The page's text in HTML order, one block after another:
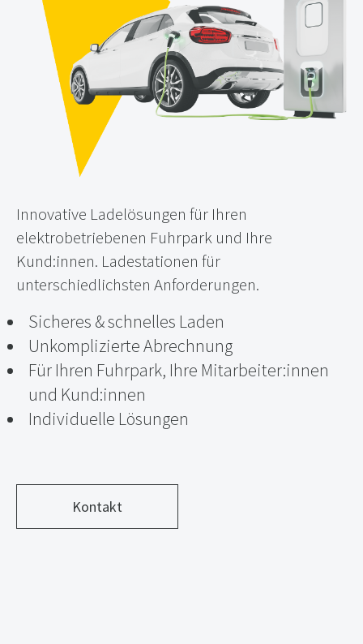
Innovative Ladelösungen für Ihren
elektrobetriebenen Fuhrpark und Ihre
Kund:innen. Ladestationen für
unterschiedlichsten Anforderungen.
Sicheres & schnelles Laden
Unkomplizierte Abrechnung
Für Ihren Fuhrpark, Ihre Mitarbeiter:innen
und Kund:innen
Individuelle Lösungen
Kontakt